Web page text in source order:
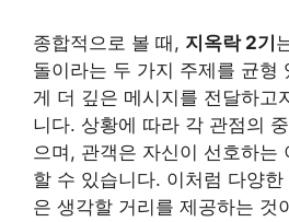
종합적으로 볼 때, 지옥락 2기
돌이라는 두 가지 주제를 균형
게 더 깊은 메시지를 전달하고
니다. 상황에 따라 각 관점의
으며, 관객은 자신이 선호하는
할 수 있습니다. 이처럼 다양
은 생각할 거리를 제공하는 것